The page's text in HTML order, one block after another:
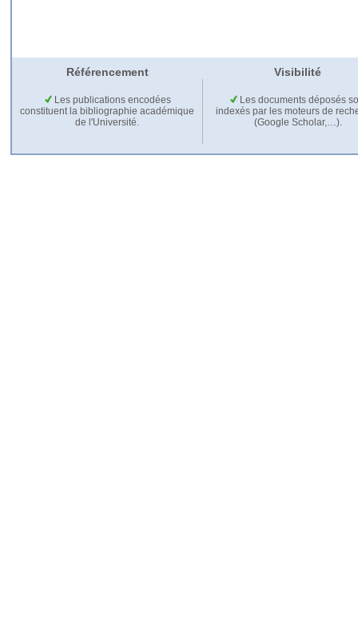
Référencement Visibilité
Les publications encodées
constituent la bibliographie académique
de l'Université.
Les documents déposés
indexés par les moteurs de
(Google Scholar,…).